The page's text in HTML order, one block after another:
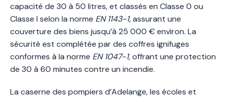
capacité de 30 à 50 litres, et classés en Classe 0 ou
Classe I selon la norme EN 1143-1, assurant une
couverture des biens jusqu’à 25 000 € environ. La
sécurité est complétée par des coffres ignifuges
conformes à la norme EN 1047-1, offrant une protection
de 30 à 60 minutes contre un incendie.
La caserne des pompiers d’Adelange, les écoles et